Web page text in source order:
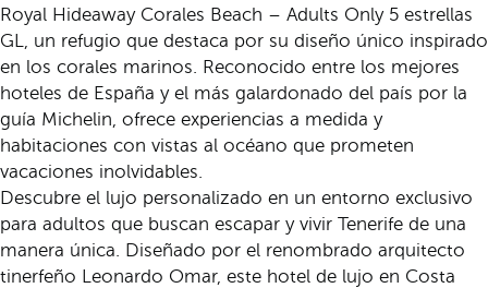
Royal Hideaway Corales Beach – Adults Only 5 estrellas
GL, un refugio que destaca por su diseño único inspirado
en los corales marinos. Reconocido entre los mejores
hoteles de España y el más galardonado del país por la
guía Michelin, ofrece experiencias a medida y
habitaciones con vistas al océano que prometen
vacaciones inolvidables.
Descubre el lujo personalizado en un entorno exclusivo
para adultos que buscan escapar y vivir Tenerife de una
manera única. Diseñado por el renombrado arquitecto
tinerfeño Leonardo Omar, este hotel de lujo en Costa